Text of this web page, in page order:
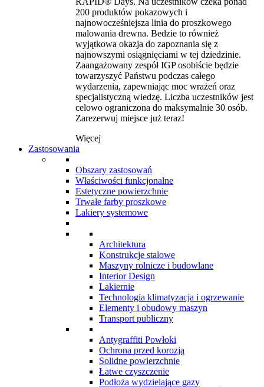
200 produktów pokazowych i
najnowocześniejsza linia do proszkowego
malowania drewna. Bedzie to również
wyjątkowa okazja do zapoznania się z
najnowszymi osiągnięciami w tej dziedzinie.
Zaangażowany zespół IGP osobiście będzie
towarzyszyć Państwu podczas całego
wydarzenia, zapewniając moc wrażeń oraz
specjalistyczną wiedzę. Liczba uczestników jest
celowo ograniczona do maksymalnie 30 osób.
Zarezerwuj miejsce już teraz!
Więcej
Zastosowania
Obszary zastosowań
Właściwości funkcjonalne
Estetyczne powierzchnie
Trwałe farby proszkowe
Lakiery systemowe
Architektura
Konstrukcje stalowe
Maszyny rolnicze i budowlane
Interior Design
Lakiernie
Technologia klimatyzacja i ogrzewanie
Elementy i obudowy maszyn
Transport publiczny
Antygraffiti Powłoki
Ochrona przed korozją
Solidne powierzchnie
Łatwe czyszczenie
Podłoża wydzielające gazy